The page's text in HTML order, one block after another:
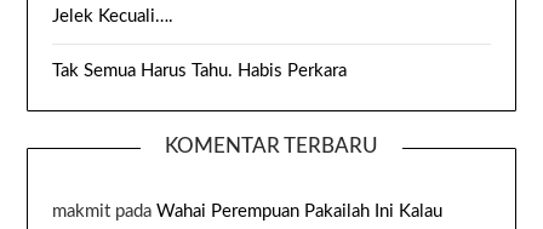
Jelek Kecuali….
Tak Semua Harus Tahu. Habis Perkara
KOMENTAR TERBARU
makmit padaWahai Perempuan Pakailah Ini Kalau